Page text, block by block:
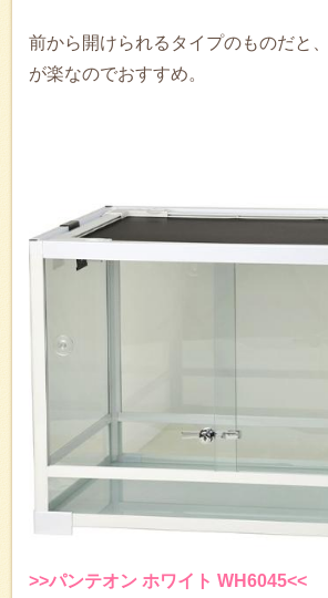
前から開けられるタイプのものだと
が楽なのでおすすめ。
>>パンテオン ホワイト WH6045<<